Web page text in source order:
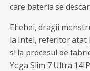
care bateria se
Ehehei, dragii
la Intel, referitor atat
si la procesul de
Yoga Slim 7 Ultra